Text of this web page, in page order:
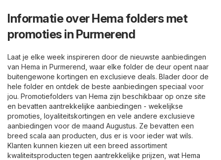
Informatie over Hema folders met
promoties in Purmerend
Laat je elke week inspireren door de nieuwste aanbiedingen
van Hema in Purmerend, waar elke folder de deur opent naar
buitengewone kortingen en exclusieve deals. Blader door de
hele folder en ontdek de beste aanbiedingen speciaal voor
jou. Promotiefolders van Hema zijn beschikbaar op onze site
en bevatten aantrekkelijke aanbiedingen - wekelijkse
promoties, loyaliteitskortingen en vele andere exclusieve
aanbiedingen voor de maand Augustus. Ze bevatten een
breed scala aan producten, dus er is voor ieder wat wils.
Klanten kunnen kiezen uit een breed assortiment
kwaliteitsproducten tegen aantrekkelijke prijzen, wat Hema